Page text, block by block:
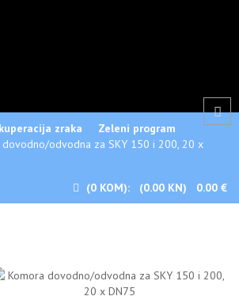
zraka
Zeleni program
dovodno/odvodna za SKY 150 i 200, 20 x
(0 KOM): (0.00 KN) 0.00 €